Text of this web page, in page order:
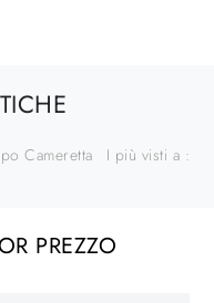
Cameretta I più visti a :
PREZZO